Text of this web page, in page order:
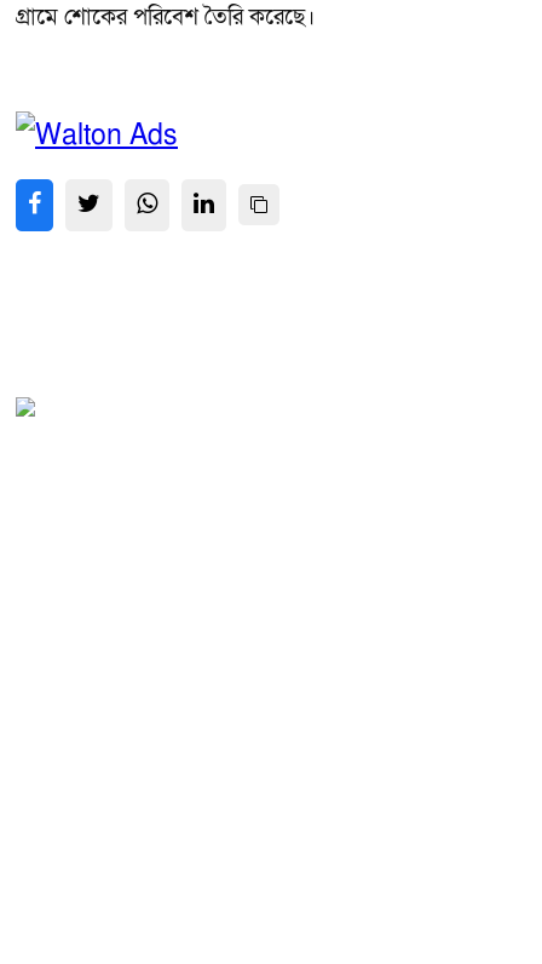
গ্রামে শোকের পরিবেশ তৈরি করেছে।